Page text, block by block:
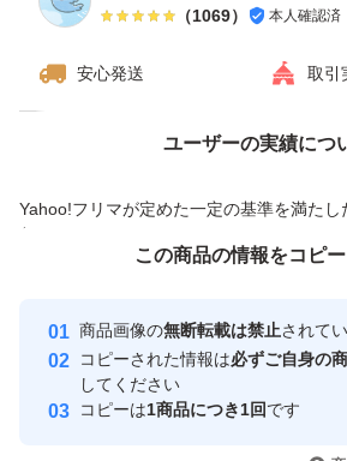
（1069） 本人確認済
安心発送 取引
ユーザーの実績につ
Yahoo!フリマが定めた一定の基準を満た
付与しています
安心取引出品者
心・安全な
取引実績
引を完了
価格の相談
この商品の情報をコピ
商品画像の無断転載は禁止されて
コピーされた情報は必ずご自身の
してください
コピーは1商品につき1回です
この商品をみている人にオススメ